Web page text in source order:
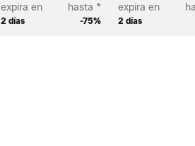
expira en
2 días
hasta *
-75%
expira en
2 días